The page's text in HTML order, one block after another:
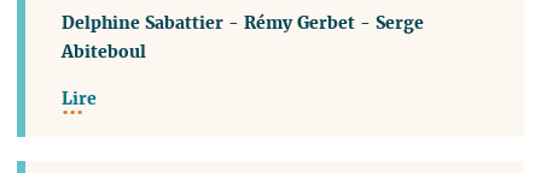
Delphine Sabattier -Rémy Gerbet -Serge
Abiteboul
Lire